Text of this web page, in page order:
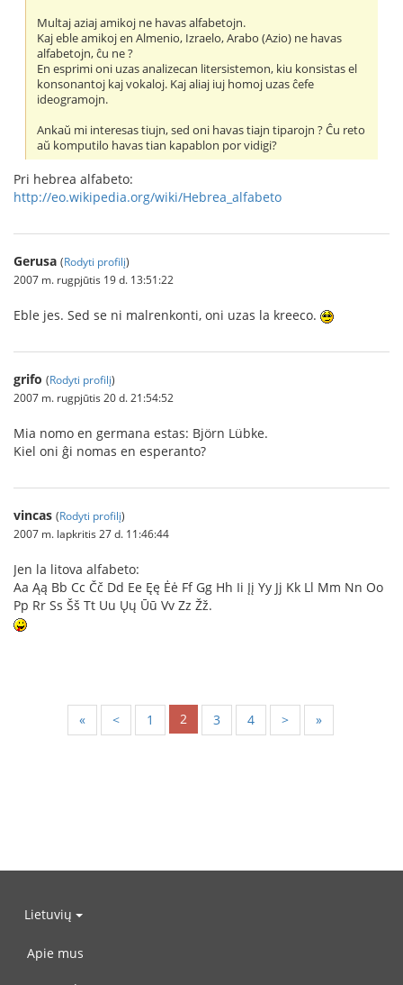
Multaj aziaj amikoj ne havas alfabetojn.
Kaj eble amikoj en Almenio, Izraelo, Arabo (Azio) ne havas
alfabetojn, ĉu ne ?
En esprimi oni uzas analizecan litersistemon, kiu konsistas el
konsonantoj kaj vokaloj. Kaj aliaj iuj homoj uzas ĉefe
ideogramojn.
Ankaŭ mi interesas tiujn, sed oni havas tiajn tiparojn ? Ĉu reto
aŭ komputilo havas tian kapablon por vidigi?
Pri hebrea alfabeto:
http://eo.wikipedia.org/wiki/Hebrea_alfabeto
Gerusa (Rodyti profilį)
2007 m. rugpjūtis 19 d. 13:51:22
Eble jes. Sed se ni malrenkonti, oni uzas la kreeco.
grifo (Rodyti profilį)
2007 m. rugpjūtis 20 d. 21:54:52
Mia nomo en germana estas: Björn Lübke.
Kiel oni ĝi nomas en esperanto?
vincas (Rodyti profilį)
2007 m. lapkritis 27 d. 11:46:44
Jen la litova alfabeto:
Aa Ąą Bb Cc Čč Dd Ee Ęę Ėė Ff Gg Hh Ii Įį Yy Jj Kk Ll Mm Nn Oo
Pp Rr Ss Šš Tt Uu Ųų Ūū Vv Zz Žž.
« < 1 2 3 4 > »
Lietuvių
Apie mus